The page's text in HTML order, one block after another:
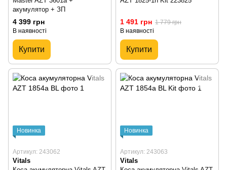
акумулятор + ЗП
4 399 грн
В наявності
Купити
1 491 грн 1 779 грн
В наявності
Купити
Новинка
Артикул: 243062
Vitals
Новинка
Артикул: 243063
Vitals